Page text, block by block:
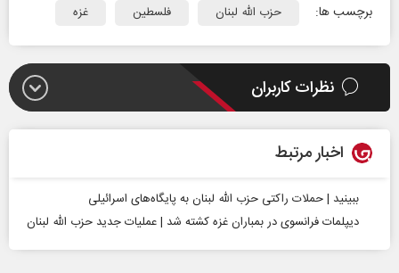
برچسب ها: حزب الله لبنان فلسطین غزه
نظرات کاربران
اخبار مرتبط
ببینید | حملات راکتی حزب‌ الله لبنان به پایگاه‌های اسرائیلی
دیپلمات فرانسوی در بمباران غزه کشته شد | عملیات جدید حزب الله لبنان